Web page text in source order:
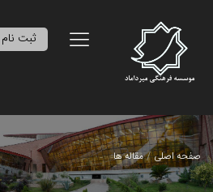
ثبت نام
صفحه اصلی مقاله ها